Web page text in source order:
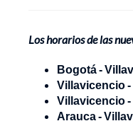
Los horarios de las
Bogotá -
Villavicencio
Villavicencio
Arauca -